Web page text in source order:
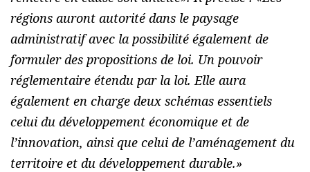
régions auront autorité dans le paysage
administratif avec la possibilité également de
formuler des propositions de loi. Un pouvoir
réglementaire étendu par la loi. Elle aura
également en charge deux schémas essentiels
celui du développement économique et de
l’innovation, ainsi que celui de l’aménagement du
territoire et du développement durable.»